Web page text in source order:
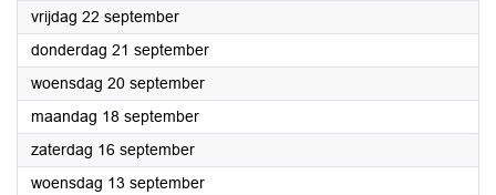
vrijdag 22 september2023
donderdag 21 september2023
woensdag 20 september2023
maandag 18 september2023
zaterdag 16 september2023
woensdag 13 september2023